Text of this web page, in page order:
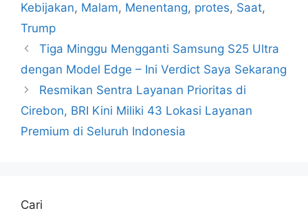
Kebijakan, Malam, Menentang, protes, Saat,
Trump
Tiga Minggu Mengganti Samsung S25 Ultra
dengan Model Edge – Ini Verdict Saya Sekarang
Resmikan Sentra Layanan Prioritas di
Cirebon, BRI Kini Miliki 43 Lokasi Layanan
Premium di Seluruh Indonesia
Cari